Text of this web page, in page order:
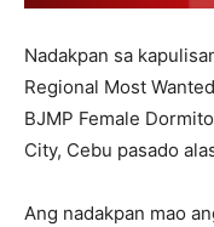
Nadakpan sa
Regional Most
BJMP Female
City, Cebu pasado
Ang nadakpan mao